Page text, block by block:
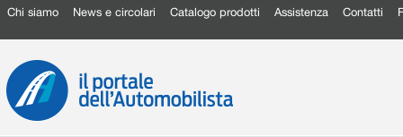
Chi siamo News e circolari Catalogo prodotti Assistenza Contatti